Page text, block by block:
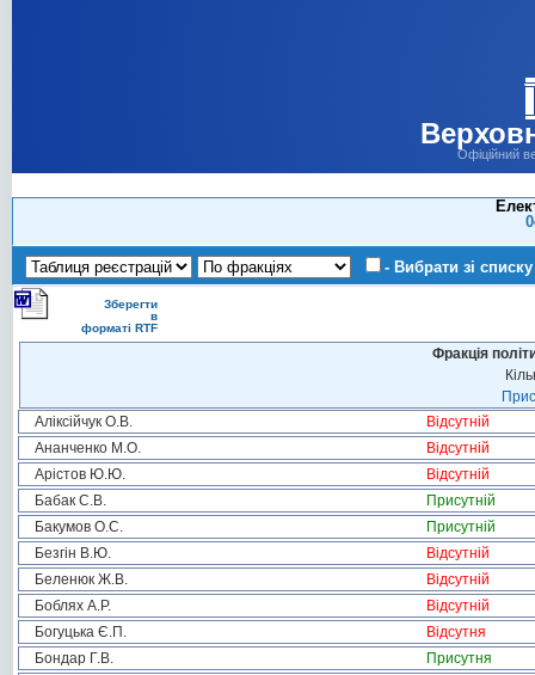
Офіційний
- Вибрати зі списку
Зберегти
в
форматі RTF
Фракція
Аліксійчук О.В.
Відсутній
Ананченко М.О.
Відсутній
Арістов Ю.Ю.
Відсутній
Бабак С.В.
Присутній
Бакумов О.С.
Присутній
Безгін В.Ю.
Відсутній
Беленюк Ж.В.
Відсутній
Боблях А.Р.
Відсутній
Богуцька Є.П.
Відсутня
Бондар Г.В.
Присутня